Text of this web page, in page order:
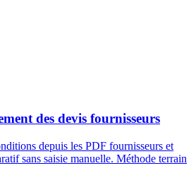
des devis fournisseurs
depuis les PDF fournisseurs et
sans saisie manuelle. Méthode terrain